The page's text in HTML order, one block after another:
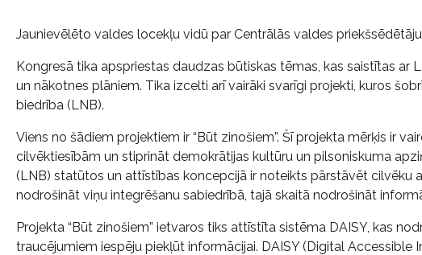
Jaunievēlēto valdes locekļu vidū par Centrālās valdes
Kongresā tika apspriestas daudzas būtiskas tēmas, kas saistītas ar
un nākotnes plāniem. Tika izcelti arī vairāki svarīgi projekti, kuros
biedrība (LNB).
Viens no šādiem projektiem ir “Būt zinošiem”. Šī projekta mērķis ir
cilvēktiesībām un stiprināt demokrātijas kultūru un pilsoniskuma
(LNB) statūtos un attīstības koncepcijā ir noteikts pārstāvēt cilvēku
nodrošināt viņu integrēšanu sabiedrībā, tajā skaitā nodrošināt
Projekta “Būt zinošiem” ietvaros tiks attīstīta sistēma DAISY, kas
traucējumiem iespēju piekļūt informācijai. DAISY (Digital Accessible